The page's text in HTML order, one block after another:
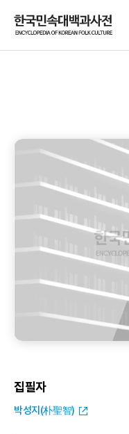
집필자
박성지(朴聖智)